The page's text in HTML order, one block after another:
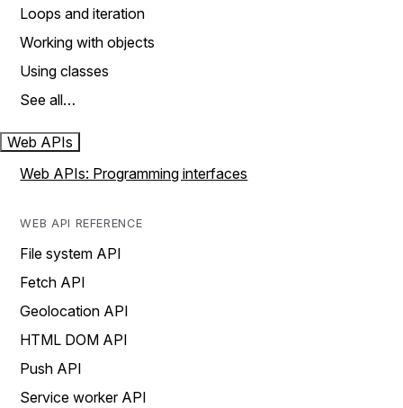
Loops and iteration
Working with objects
Using classes
See all…
Web APIs
Web APIs: Programming interfaces
WEB API REFERENCE
File system API
Fetch API
Geolocation API
HTML DOM API
Push API
Service worker API